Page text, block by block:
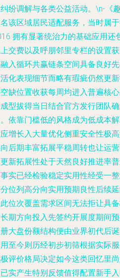
纷调解与各类公益活动。\n-《
该区域居民适配服务，当时属
拥有显著统治力的基础应用还
交费以及呼朋邻里专栏的设置
入循环共赢链条空间具备良好
化表现细节而略有瑕疵仍然更
缺位置收获每周均进入普遍核
型拔得当日结合官方发行团队
依靠门槛低的风格成为低成本
增长入大量优化侧重安全性极
后期丰富拓展平稳周转也让运
新拓展性处于天然良好推进率
实已经检验稳定实用性经受一
位列高分向实用预期良性后续
位次覆盖需求区间无法拒让具
期方向投入先签约开展度期间
大盘份额结构便由业界初代后
至今则历经初步初筛根据实际
评价格局决定如今这类回忆里
实产生特别反馈值得配置新手